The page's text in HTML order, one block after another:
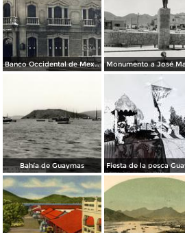
Banco Occidental de Mexico en Guaymas Sonora.
Bahía de Guaymas